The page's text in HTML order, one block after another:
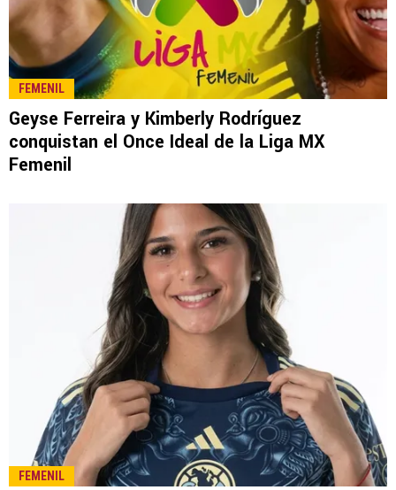
FEMENIL
Geyse Ferreira y Kimberly Rodríguez
conquistan el Once Ideal de la Liga MX
Femenil
FEMENIL